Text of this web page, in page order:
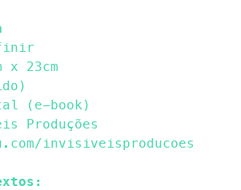
x 23cm
(e-book)
Produções
invisiveisproducoes